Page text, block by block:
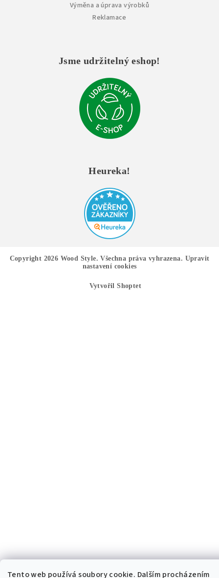
Tento web používá soubory cookie. Dalším procházením
Výměna a úprava výrobků
Reklamace
Jsme udržitelný eshop!
Heureka!
Copyright 2026 Wood Style. Všechna práva vyhrazena. Upravit
nastavení cookies
Vytvořil Shoptet